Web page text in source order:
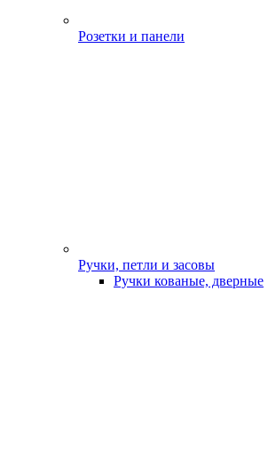
Розетки и панели
Ручки, петли и засовы
Ручки кованые, дверные